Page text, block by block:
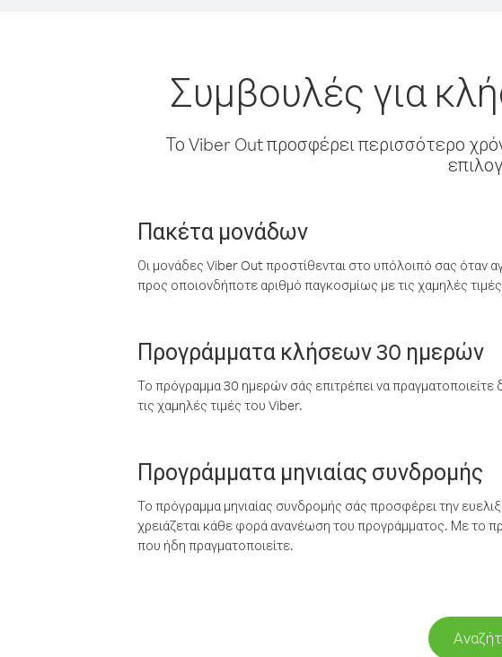
Συμβουλές για
Το Viber Out προσφέρει περισσότερο
Πακέτα μονάδων
Οι μονάδες Viber Out προστίθενται στο υπόλοιπό σας όταν
προς οποιονδήποτε αριθμό παγκοσμίως με τις χαμηλές
Προγράμματα κλήσεων 30 ημερών
Το πρόγραμμα 30 ημερών σάς επιτρέπει να πραγματοποιείτε
τις χαμηλές τιμές του Viber.
Προγράμματα μηνιαίας συνδρομής
Το πρόγραμμα μηνιαίας συνδρομής σάς προσφέρει την
χρειάζεται κάθε φορά ανανέωση του προγράμματος. Με το
που ήδη πραγματοποιείτε.